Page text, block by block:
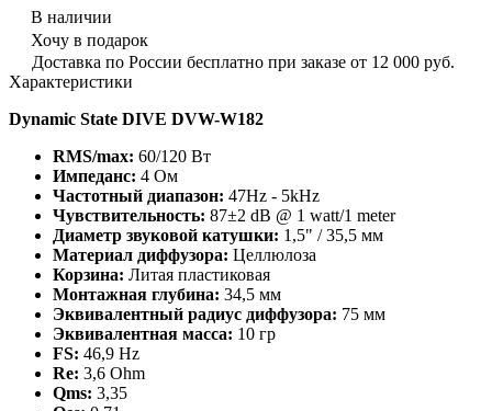
В наличии
Хочу в подарок
Доставка по России бесплатно при заказе от 12 000 руб.
Характеристики
Dynamic State DIVE DVW-W182
RMS/max: 60/120 Вт
Импеданс: 4 Ом
Частотный диапазон: 47Hz - 5kHz
Чувствительность: 87±2 dB @ 1 watt/1 meter
Диаметр звуковой катушки: 1,5" / 35,5 мм
Материал диффузора: Целлюлоза
Корзина: Литая пластиковая
Монтажная глубина: 34,5 мм
Эквивалентный радиус диффузора: 75 мм
Эквивалентная масса: 10 гр
FS: 46,9 Hz
Re: 3,6 Ohm
Qms: 3,35